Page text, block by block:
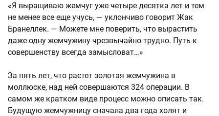
«Я выращиваю жемчуг уже четыре десятка лет и тем
не менее все еще учусь, — уклончиво говорит Жак
Бранеллек. — Можете мне поверить, что вырастить
даже одну жемчужину чрезвычайно трудно. Путь к
совершенству всегда замысловат…»
За пять лет, что растет золотая жемчужина в
моллюске, над ней совершаются 324 операции. В
самом же кратком виде процесс можно описать так.
Будущую жемчужницу сначала два года холят и